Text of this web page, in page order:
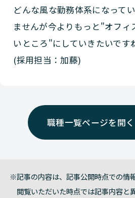
どんな風な勤務体系になって
ませんが今よりもっと"オフィ
いところ"にしていきたいです
(採用担当：加藤)
職種一覧ページを開く
記事の内容は、記事公開時点での情報
閲覧いただいた時点では記事内容と